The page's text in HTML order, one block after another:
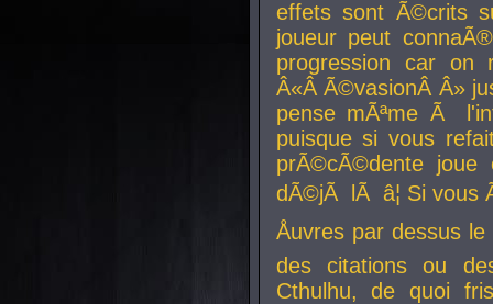
effets sont Ã©crits
joueur peut
progression car
Â«Â Ã©vasionÂ Â»
pense mÃªme Ã
puisque si vous
prÃ©cÃ©dente
dÃ©jÃ lÃ â¦ Si vous
Åuvres par dessus
des citations ou
Cthulhu, de quoi